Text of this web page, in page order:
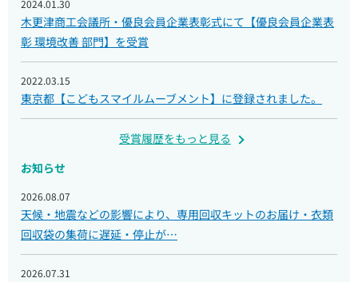
2024.01.30
木更津商工会議所・優良会員企業表彰式にて【優良会員企業表
彰 環境改善 部門】を受賞
2022.03.15
東京都【こどもスマイルムーブメント】に登録されました。
受賞履歴をもっと見る
お知らせ
2026.08.07
天候・地震などの影響により、専用回収キットのお届け・衣類
回収袋の集荷に遅延・停止が…
2026.07.31